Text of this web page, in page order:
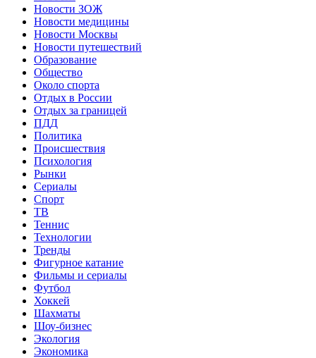
Новости ЗОЖ
Новости медицины
Новости Москвы
Новости путешествий
Образование
Общество
Около спорта
Отдых в России
Отдых за границей
ПДД
Политика
Происшествия
Психология
Рынки
Сериалы
Спорт
ТВ
Теннис
Технологии
Тренды
Фигурное катание
Фильмы и сериалы
Футбол
Хоккей
Шахматы
Шоу-бизнес
Экология
Экономика